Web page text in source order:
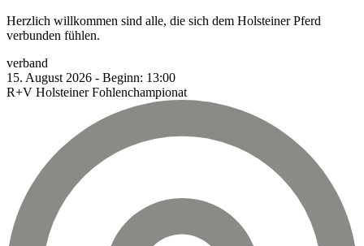
Herzlich willkommen sind alle, die sich dem Holsteiner Pferd
verbunden fühlen.
verband
15. August 2026 - Beginn: 13:00
R+V Holsteiner Fohlenchampionat